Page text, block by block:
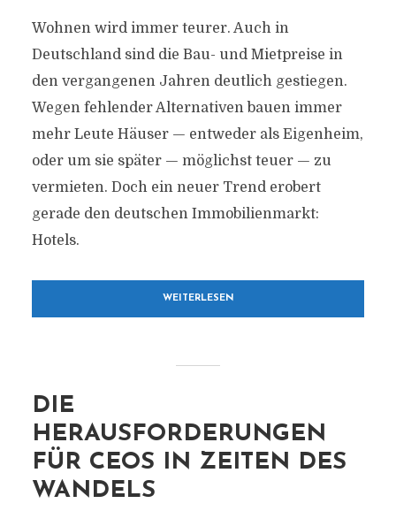
Wohnen wird immer teurer. Auch in
Deutschland sind die Bau- und Mietpreise in
den vergangenen Jahren deutlich gestiegen.
Wegen fehlender Alternativen bauen immer
mehr Leute Häuser — entweder als Eigenheim,
oder um sie später — möglichst teuer — zu
vermieten. Doch ein neuer Trend erobert
gerade den deutschen Immobilienmarkt:
Hotels.
WEITERLESEN
DIE
HERAUSFORDERUNGEN
FÜR CEOS IN ZEITEN DES
WANDELS